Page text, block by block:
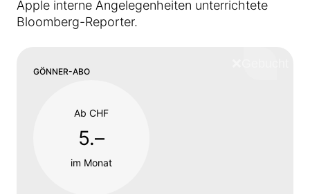
Apple interne Angelegenheiten unterrichtete
Bloomberg-Reporter.
GÖNNER-ABO
Ab CHF
5.–
im Monat